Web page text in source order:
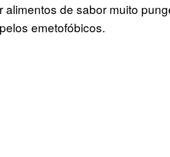
de sabor muito
emetofóbicos.